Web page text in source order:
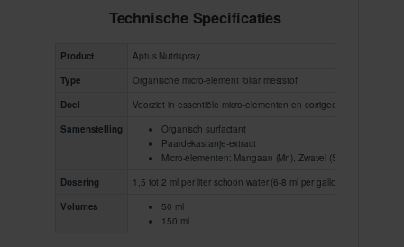
Technische Specificaties
Product
Aptus Nutrispray
Type
Organische micro-element foliar meststof
Doel
Voorziet in essentiële micro-elementen en corrigeert tekorten
Samenstelling
Organisch surfactant
Paardekastanje-extract
Micro-elementen: Mangaan (Mn), Zwavel (S), Zink (Zn)
Dosering
1,5 tot 2 ml per liter schoon water (6-8 ml per gallon)
Volumes
50 ml
150 ml